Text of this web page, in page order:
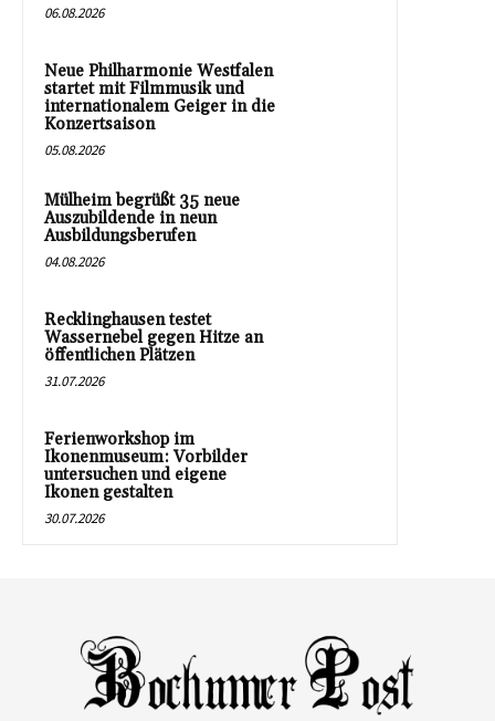
06.08.2026
Neue Philharmonie Westfalen
startet mit Filmmusik und
internationalem Geiger in die
Konzertsaison
05.08.2026
Mülheim begrüßt 35 neue
Auszubildende in neun
Ausbildungsberufen
04.08.2026
Recklinghausen testet
Wassernebel gegen Hitze an
öffentlichen Plätzen
31.07.2026
Ferienworkshop im
Ikonenmuseum: Vorbilder
untersuchen und eigene
Ikonen gestalten
30.07.2026